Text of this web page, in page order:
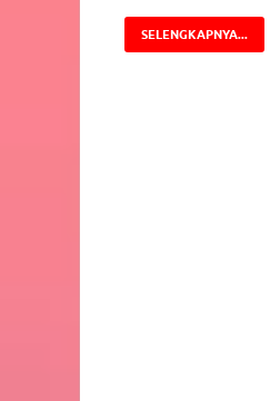
SELENGKAPNYA...